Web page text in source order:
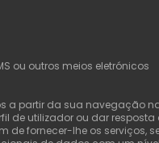
ou outros meios eletrónicos
partir da sua navegação
utilizador ou dar
fornecer-lhe os serviços,